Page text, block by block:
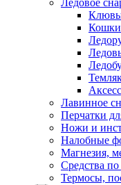
Ледовое
Кошки
Лавинное
Перчатки
Ножи и
Налобные
Магнезия,
Средства по
Термосы,